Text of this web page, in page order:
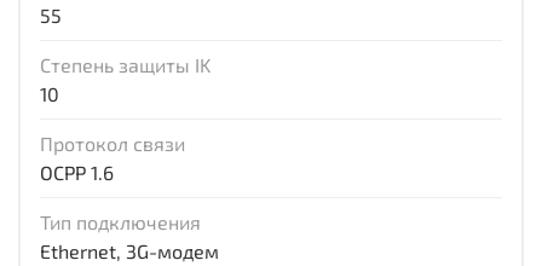
55
Степень защиты IK
10
Протокол связи
ОСРР 1.6
Тип подключения
Ethernet, 3G-модем